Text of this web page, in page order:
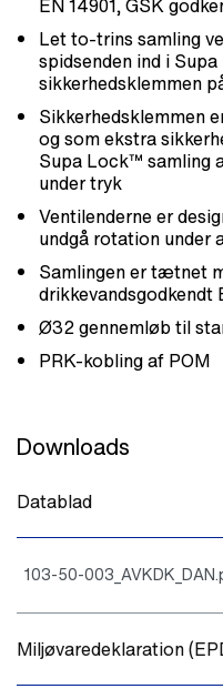
EN 14901, GSK
Let to-trins samling
spidsenden ind i
sikkerhedsklemmen
Sikkerhedsklemmen
og som ekstra
Supa Lock™ samling
under tryk
Ventilenderne er
undgå rotation under
Samlingen er tætnet
drikkevandsgodkendt
Ø32 gennemløb til
PRK-kobling af POM
Downloads
Datablad
103-50-
Miljøvaredeklaration